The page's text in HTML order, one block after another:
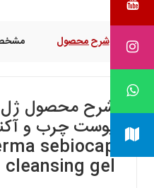
شرح محصول
شرح محصول
پوست چرب و
sebiocap
cleansing gel